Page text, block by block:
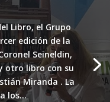
Libro, el Grupo
edición de la
Seineldin,
otro libro con su
Miranda . La
los...